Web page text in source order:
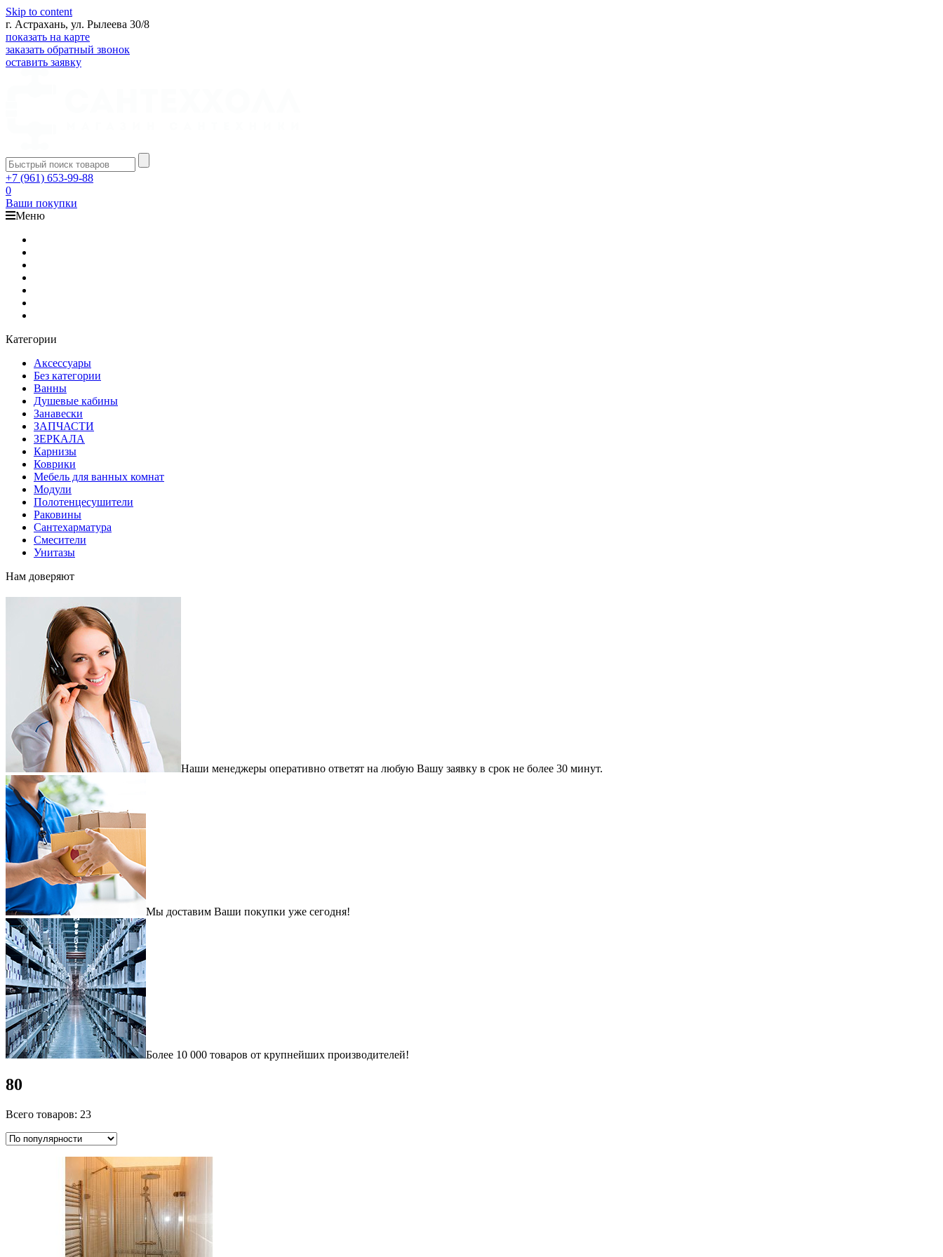
Skip to content
г. Астрахань, ул. Рылеева 30/8
показать на карте
заказать обратный звонок
оставить заявку
+7 (961) 653-99-88
0
Ваши покупки
Меню
Категории
Аксессуары
Без категории
Ванны
Душевые кабины
Занавески
ЗАПЧАСТИ
ЗЕРКАЛА
Карнизы
Коврики
Мебель для ванных комнат
Модули
Полотенцесушители
Раковины
Сантехарматура
Смесители
Унитазы
Нам доверяют
Наши менеджеры оперативно ответят на любую Вашу заявку в срок не более 30 минут.
Мы доставим Ваши покупки уже сегодня!
Более 10 000 товаров от крупнейших производителей!
80
Всего товаров: 23